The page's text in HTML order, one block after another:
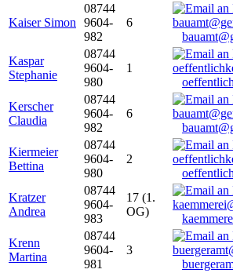
Kaiser Simon
08744
9604-
982
6
Kaspar
Stephanie
08744
9604-
980
1
Kerscher
Claudia
08744
9604-
982
6
Kiermeier
Bettina
08744
9604-
980
2
Kratzer
Andrea
08744
9604-
983
17 (1.
OG)
Krenn
Martina
08744
9604-
981
3